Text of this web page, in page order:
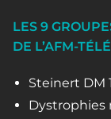
LES 9
DE L’AFM-
Steinert DM
Dystrophies